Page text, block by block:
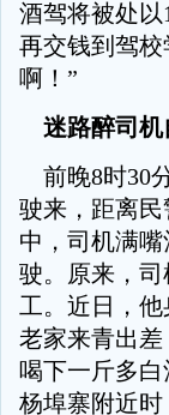
酒驾将被处以
再交钱到驾
啊！”
迷路醉司机
前晚8时30
驶来，距离
中，司机满
驶。原来，
工。近日，
老家来青出
喝下一斤多
杨埠寨附近